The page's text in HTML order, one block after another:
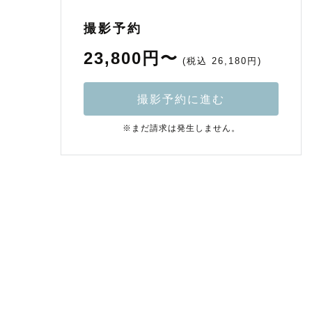
撮影予約
23,800円〜 (税込 26,180円)
撮影予約に進む
※まだ請求は発生しません。